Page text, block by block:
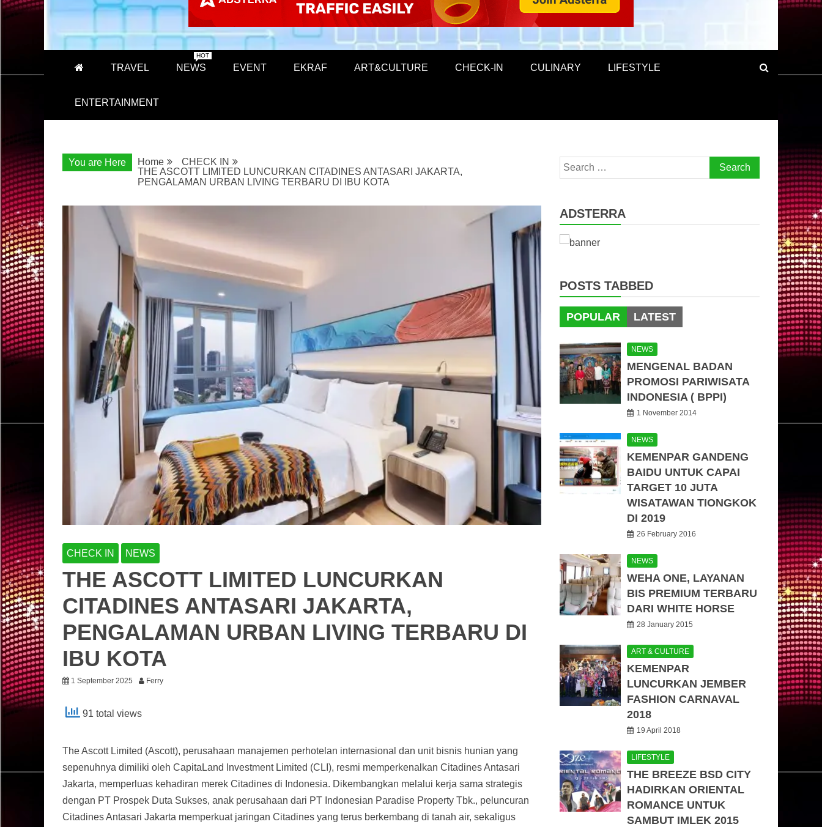
TRAVEL NEWS
HOT
EVENT EKRAF ART&CULTURE CHECK-IN CULINARY LIFESTYLE
ENTERTAINMENT
You are Here Home
CHECK IN
THE ASCOTT LIMITED LUNCURKAN CITADINES ANTASARI JAKARTA,
PENGALAMAN URBAN LIVING TERBARU DI IBU KOTA
CHECK IN NEWS
THE ASCOTT LIMITED LUNCURKAN
CITADINES ANTASARI JAKARTA,
PENGALAMAN URBAN LIVING TERBARU DI
IBU KOTA
1 September 2025 Ferry
91 total views
The Ascott Limited (Ascott), perusahaan manajemen perhotelan internasional dan unit bisnis hunian yang
sepenuhnya dimiliki oleh CapitaLand Investment Limited (CLI), resmi memperkenalkan Citadines Antasari
Jakarta, memperluas kehadiran merek Citadines di Indonesia. Dikembangkan melalui kerja sama strategis
dengan PT Prospek Duta Sukses, anak perusahaan dari PT Indonesian Paradise Property Tbk., peluncuran
Citadines Antasari Jakarta memperkuat jaringan Citadines yang terus berkembang di tanah air, sekaligus
Search
for:
ADSTERRA
POSTS TABBED
POPULAR LATEST
NEWS
MENGENAL BADAN
PROMOSI PARIWISATA
INDONESIA ( BPPI)
1 November 2014
NEWS
KEMENPAR GANDENG
BAIDU UNTUK CAPAI
TARGET 10 JUTA
WISATAWAN TIONGKOK
DI 2019
26 February 2016
NEWS
WEHA ONE, LAYANAN
BIS PREMIUM TERBARU
DARI WHITE HORSE
28 January 2015
ART & CULTURE
KEMENPAR
LUNCURKAN JEMBER
FASHION CARNAVAL
2018
19 April 2018
LIFESTYLE
THE BREEZE BSD CITY
HADIRKAN ORIENTAL
ROMANCE UNTUK
SAMBUT IMLEK 2015